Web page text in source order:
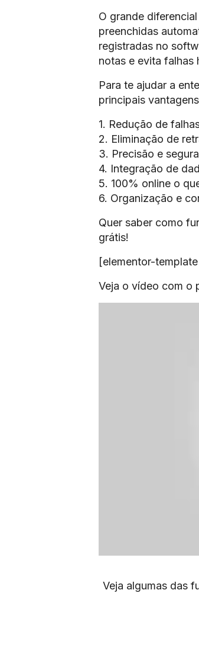
O grande
preenchidas
registradas no
notas e evita falhas
Para te ajudar a
principais
1. Redução de
2. Eliminação de
3. Precisão e
4. Integração de
5. 100% online o
6. Organização e
Quer saber como
grátis!
[elementor-
Veja o vídeo com o
Veja algumas das